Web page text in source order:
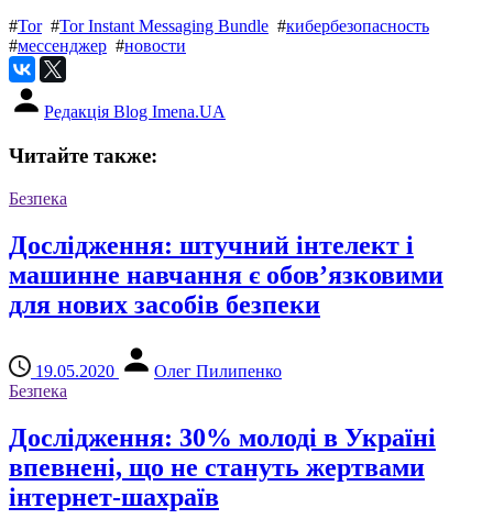
#Tor#Tor Instant Messaging Bundle #кибербезопасность
#мессенджер #новости
Редакція Blog Imena.UA
Читайте также:
Безпека
Дослідження: штучний інтелект і
машинне навчання є обов’язковими
для нових засобів безпеки
19.05.2020
Олег Пилипенко
Безпека
Дослідження: 30% молоді в Україні
впевнені, що не стануть жертвами
інтернет-шахраїв